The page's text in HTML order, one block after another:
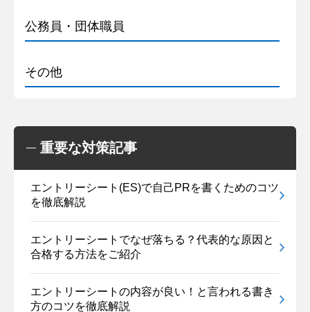
公務員・団体職員
その他
重要な対策記事
エントリーシート(ES)で自己PRを書くためのコツ
を徹底解説
エントリーシートでなぜ落ちる？代表的な原因と
合格する方法をご紹介
エントリーシートの内容が良い！と言われる書き
方のコツを徹底解説